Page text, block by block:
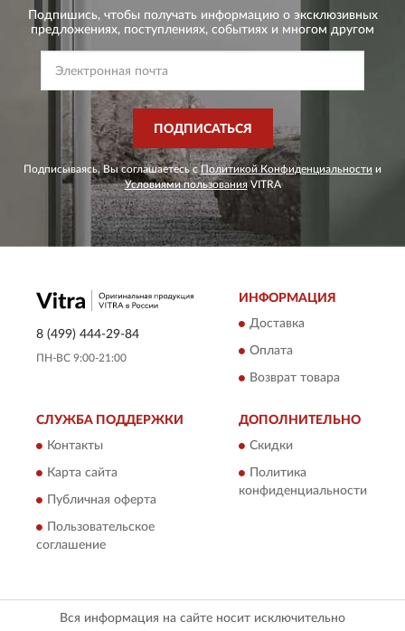
Подпишись, чтобы получать информацию о эксклюзивных
предложениях, поступлениях, событиях и многом другом
ПОДПИСАТЬСЯ
Подписываясь, Вы соглашаетесь сПолитикой Конфиденциальности и
Условиями пользованияVITRA
8 (499) 444-29-84
ПН-ВС 9:00-21:00
ИНФОРМАЦИЯ
Доставка
Оплата
Возврат товара
СЛУЖБА ПОДДЕРЖКИ
Контакты
Карта сайта
Публичная оферта
Пользовательское
соглашение
ДОПОЛНИТЕЛЬНО
Скидки
Политика
конфиденциальности
Вся информация на сайте носит исключительно